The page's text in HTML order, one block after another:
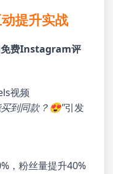
提升实战
免费Instagram评
视频
到同款？😍"引发
，粉丝量提升40%